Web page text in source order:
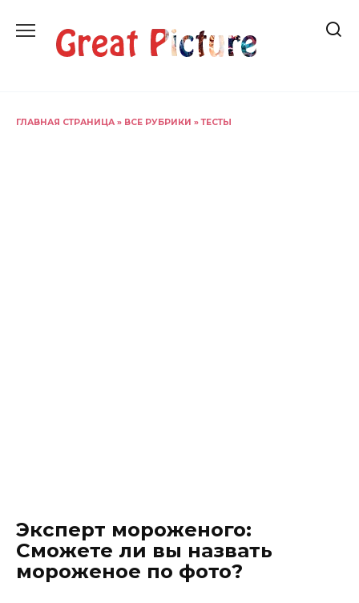
содержанию
ГЛАВНАЯ СТРАНИЦА » ВСЕ РУБРИКИ »ТЕСТЫ
Эксперт мороженого:
Сможете ли вы назвать
мороженое по фото?